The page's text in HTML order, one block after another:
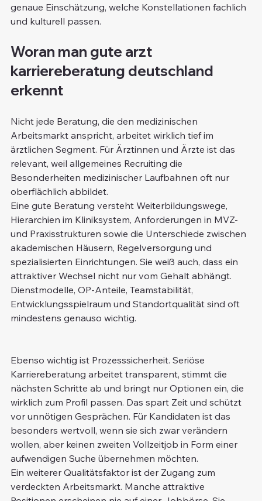
genaue Einschätzung, welche Konstellationen fachlich
und kulturell passen.
Woran man gute arzt
karriereberatung deutschland
erkennt
Nicht jede Beratung, die den medizinischen
Arbeitsmarkt anspricht, arbeitet wirklich tief im
ärztlichen Segment. Für Ärztinnen und Ärzte ist das
relevant, weil allgemeines Recruiting die
Besonderheiten medizinischer Laufbahnen oft nur
oberflächlich abbildet.
Eine gute Beratung versteht Weiterbildungswege,
Hierarchien im Kliniksystem, Anforderungen in MVZ-
und Praxisstrukturen sowie die Unterschiede zwischen
akademischen Häusern, Regelversorgung und
spezialisierten Einrichtungen. Sie weiß auch, dass ein
attraktiver Wechsel nicht nur vom Gehalt abhängt.
Dienstmodelle, OP-Anteile, Teamstabilität,
Entwicklungsspielraum und Standortqualität sind oft
mindestens genauso wichtig.
Ebenso wichtig ist Prozesssicherheit. Seriöse
Karriereberatung arbeitet transparent, stimmt die
nächsten Schritte ab und bringt nur Optionen ein, die
wirklich zum Profil passen. Das spart Zeit und schützt
vor unnötigen Gesprächen. Für Kandidaten ist das
besonders wertvoll, wenn sie sich zwar verändern
wollen, aber keinen zweiten Vollzeitjob in Form einer
aufwendigen Suche übernehmen möchten.
Ein weiterer Qualitätsfaktor ist der Zugang zum
verdeckten Arbeitsmarkt. Manche attraktive